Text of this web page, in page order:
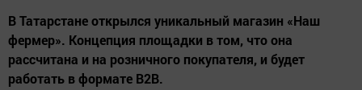
В Татарстане открылся уникальный магазин «Наш
фермер». Концепция площадки в том, что она
рассчитана и на розничного покупателя, и будет
работать в формате В2В.